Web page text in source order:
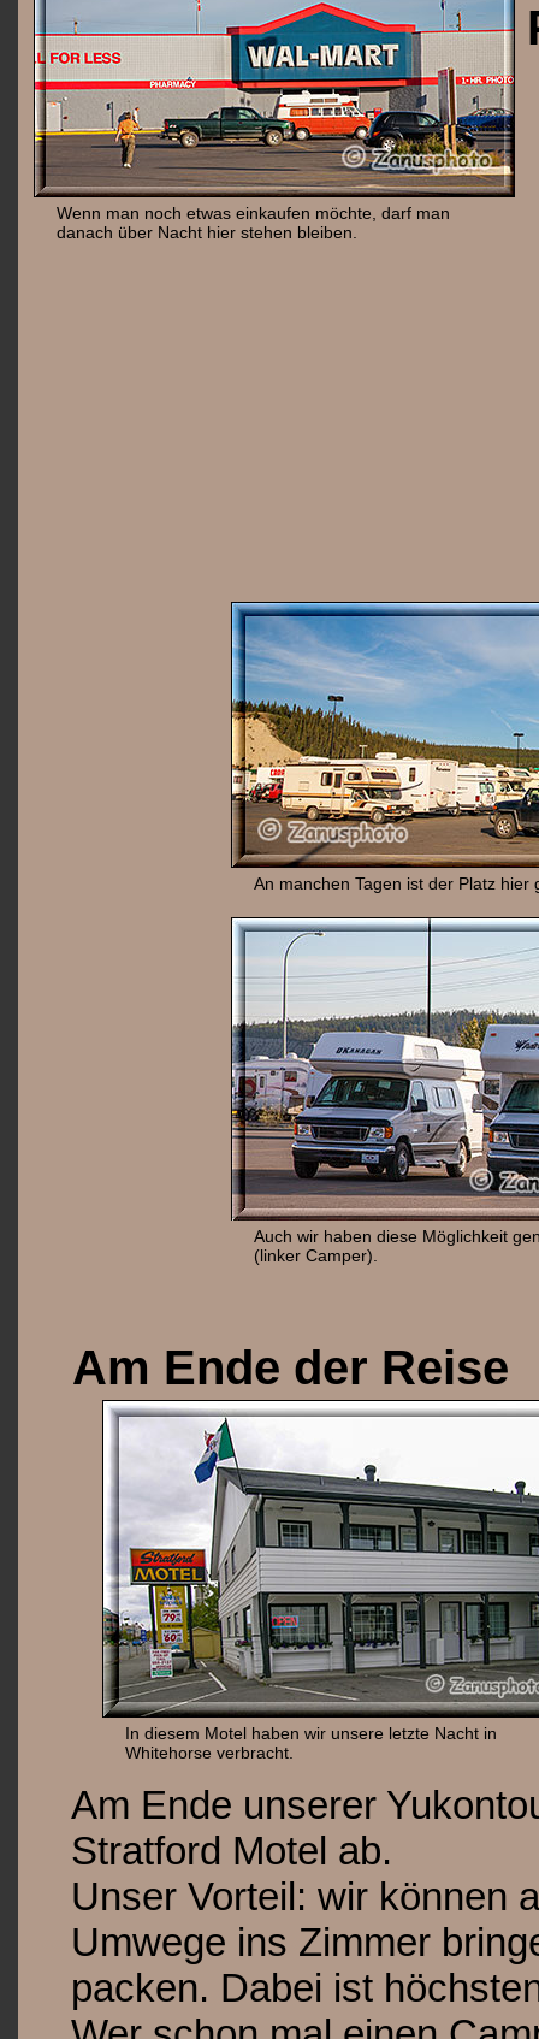
Wenn man noch etwas einkaufen möchte, darf man
danach über Nacht hier stehen bleiben.
An manchen Tagen ist der Platz hier
Auch wir haben diese Möglichkeit
(linker Camper).
Am Ende der Reise
In diesem Motel haben wir unsere letzte Nacht in
Whitehorse verbracht.
Am Ende unserer
Stratford Motel ab.
Unser Vorteil: wir können
Umwege ins Zimmer
packen. Dabei ist